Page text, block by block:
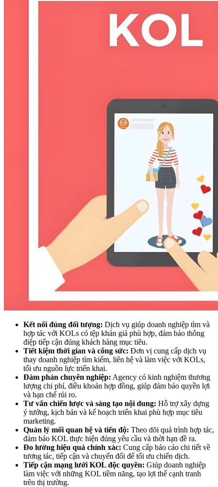
Kết nối đúng đối tượng: Dịch vụ giúp doanh nghiệp tìm và
hợp tác với KOLs có tệp khán giả phù hợp, đảm bảo thông
điệp tiếp cận đúng khách hàng mục tiêu.
Tiết kiệm thời gian và công sức: Đơn vị cung cấp dịch vụ
thay doanh nghiệp tìm kiếm, liên hệ và làm việc với KOLs,
tối ưu nguồn lực triển khai.
Đàm phán chuyên nghiệp: Agency có kinh nghiệm thương
lượng chi phí, điều khoản hợp đồng, giúp đảm bảo quyền lợi
và hạn chế rủi ro.
Tư vấn chiến lược và sáng tạo nội dung: Hỗ trợ xây dựng
ý tưởng, kịch bản và kế hoạch triển khai phù hợp mục tiêu
marketing.
Quản lý mối quan hệ và tiến độ: Theo dõi quá trình hợp tác,
đảm bảo KOL thực hiện đúng yêu cầu và thời hạn đề ra.
Đo lường hiệu quả chính xác: Cung cấp báo cáo chi tiết về
tương tác, tiếp cận và chuyển đổi để tối ưu chiến dịch.
Tiếp cận mạng lưới KOL độc quyền: Giúp doanh nghiệp
làm việc với những KOL tiềm năng, tạo lợi thế cạnh tranh
trên thị trường.